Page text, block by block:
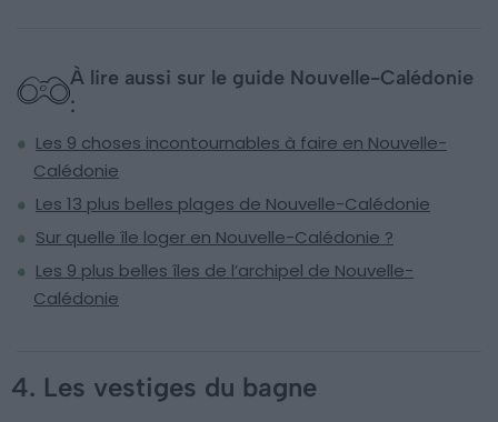
À lire aussi sur le guide Nouvelle-Calédonie
:
Les 9 choses incontournables à faire en Nouvelle-
Calédonie
Les 13 plus belles plages de Nouvelle-Calédonie
Sur quelle île loger en Nouvelle-Calédonie ?
Les 9 plus belles îles de l’archipel de Nouvelle-
Calédonie
4. Les vestiges du bagne